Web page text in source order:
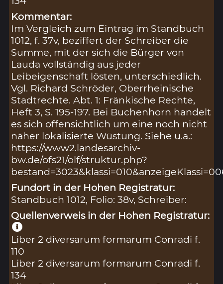
Kommentar:
Im Vergleich zum Eintrag im Standbuch
1012, f. 37v, beziffert der Schreiber die
Summe, mit der sich die Bürger von
Lauda vollständig aus jeder
Leibeigenschaft lösten, unterschiedlich.
Vgl. Richard Schröder, Oberrheinische
Stadtrechte. Abt. 1: Fränkische Rechte,
Heft 3, S. 195-197. Bei Buchenhorn handelt
es sich offensichtlich um eine noch nicht
näher lokalisierte Wüstung. Siehe u.a.:
https://www2.landesarchiv-
bw.de/ofs21/olf/struktur.php?
Fundort in der Hohen Registratur:
Standbuch 1012, Folio: 38v, Schreiber:
Quellenverweis in der Hohen Registratur:
Liber 2 diversarum formarum Conradi f.
110
Liber 2 diversarum formarum Conradi f.
134